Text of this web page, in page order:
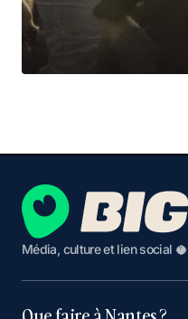
Média, culture et lien social 🥥